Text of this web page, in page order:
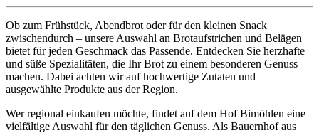
Ob zum Frühstück, Abendbrot oder für den kleinen Snack
zwischendurch – unsere Auswahl an Brotaufstrichen und Belägen
bietet für jeden Geschmack das Passende. Entdecken Sie herzhafte
und süße Spezialitäten, die Ihr Brot zu einem besonderen Genuss
machen. Dabei achten wir auf hochwertige Zutaten und
ausgewählte Produkte aus der Region.
Wer regional einkaufen möchte, findet auf dem Hof Bimöhlen eine
vielfältige Auswahl für den täglichen Genuss. Als Bauernhof aus